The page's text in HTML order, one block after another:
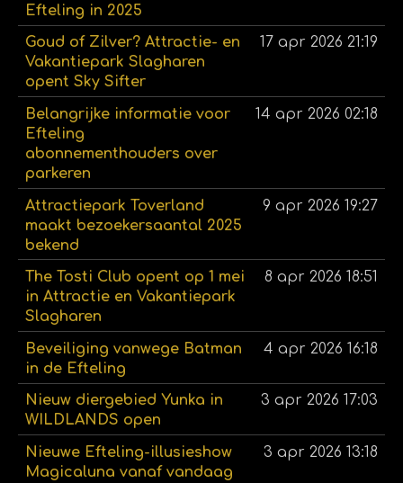
Efteling in 2025
Goud of Zilver? Attractie- en
Vakantiepark Slagharen
opent Sky Sifter
17 apr 2026 21:19
Belangrijke informatie voor
Efteling
abonnementhouders over
parkeren
14 apr 2026 02:18
Attractiepark Toverland
maakt bezoekersaantal 2025
bekend
9 apr 2026 19:27
The Tosti Club opent op 1 mei
in Attractie en Vakantiepark
Slagharen
8 apr 2026 18:51
Beveiliging vanwege Batman
in de Efteling
4 apr 2026 16:18
Nieuw diergebied Yunka in
WILDLANDS open
3 apr 2026 17:03
Nieuwe Efteling-illusieshow
Magicaluna vanaf vandaag
3 apr 2026 13:18